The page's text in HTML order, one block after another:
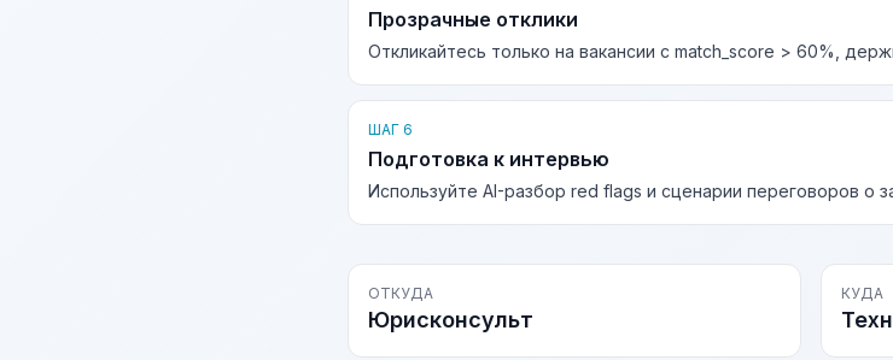
Прозрачные отклики
Откликайтесь только на вакансии с match_score > 60%,
ШАГ 6
Подготовка к интервью
Используйте AI-разбор red flags и сценарии переговоров о
ОТКУДА
Юрисконсульт
КУДА